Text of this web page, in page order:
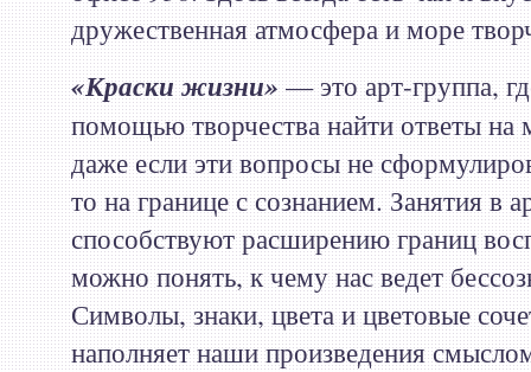
дружественная атмосфера и море
«Краски жизни»— это арт-группа,
помощью творчества найти ответы на
даже если эти вопросы не
то на границе с сознанием. Занятия в
способствуют расширению границ
можно понять, к чему нас ведет
Символы, знаки, цвета и цветовые
наполняет наши произведения